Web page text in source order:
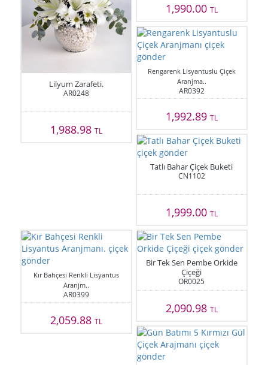
Lilyum Zarafeti.
AR0248
1,988.98TL
1,990.00 TL
Rengarenk Lisyantuslu Çiçek
Aranjma..
AR0392
1,992.89 TL
Tatlı Bahar Çiçek Buketi
CN1102
1,999.00 TL
Kır Bahçesi Renkli Lisyantus
Aranjm..
AR0399
2,059.88TL
Bir Tek Sen Pembe Orkide
Çiçeği
OR0025
2,090.98 TL